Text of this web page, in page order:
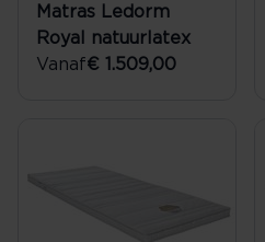
Matras Ledorm
Royal natuurlatex
Vanaf€ 1.509,00